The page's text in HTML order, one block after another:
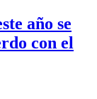
año se
con el